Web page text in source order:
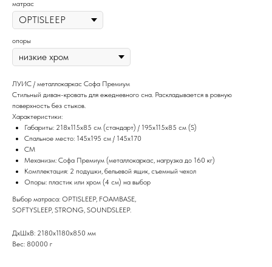
матрас
опоры
ЛУИС / металлокаркас Софа Премиум
Стильный диван-кровать для ежедневного сна. Раскладывается в ровную
поверхность без стыков.
Характеристики:
Габариты: 218х115х85 см (стандарт) / 195x115х85 см (S)
Спальное место: 145х195 см / 145х170
CM
Механизм: Софа Премиум (металлокаркас, нагрузка до 160 кг)
Комплектация: 2 подушки, бельевой ящик, съемный чехол
Опоры: пластик или хром (4 см) на выбор
Выбор матраса: OPTISLEEP, FOAMBASE,
SOFTYSLEEP, STRONG, SOUNDSLEEP.
ДxШxВ: 2180x1180x850 мм
Вес: 80000 г